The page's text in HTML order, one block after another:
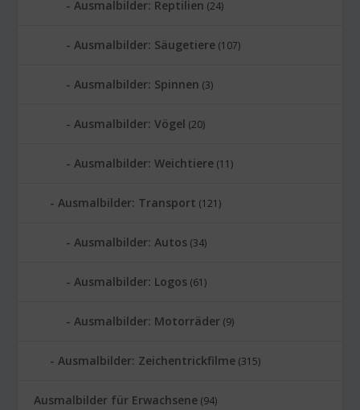
Ausmalbilder: Reptilien (24)
Ausmalbilder: Säugetiere (107)
Ausmalbilder: Spinnen (3)
Ausmalbilder: Vögel (20)
Ausmalbilder: Weichtiere (11)
Ausmalbilder: Transport (121)
Ausmalbilder: Autos (34)
Ausmalbilder: Logos (61)
Ausmalbilder: Motorräder (9)
Ausmalbilder: Zeichentrickfilme (315)
Ausmalbilder für Erwachsene (94)